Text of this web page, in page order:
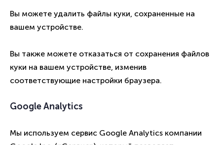
Вы можете удалить файлы куки, сохраненные на
вашем устройстве.
Вы также можете отказаться от сохранения файлов
куки на вашем устройстве, изменив
соответствующие настройки браузера.
Google Analytics
Мы используем сервис Google Analytics компании